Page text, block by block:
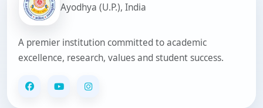
Ayodhya (U.P.), India
A premier institution committed to academic
excellence, research, values and student success.